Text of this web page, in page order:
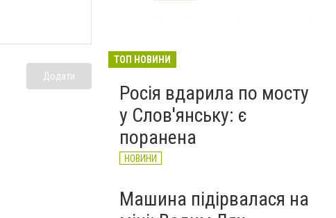
Додати
великої війни: 7 серпня
ТОП НОВИНИ
Росія вдарила по мосту
у Слов'янську: є
поранена
НОВИНИ
Машина підірвалася на